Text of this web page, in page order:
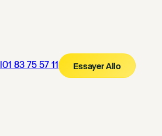
01 83 75 57 11 Essayer Allo